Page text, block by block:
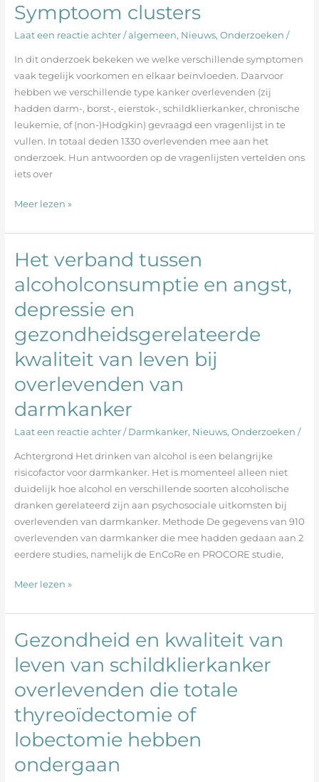
Symptoom clusters
Laat een reactie achter /algemeen, Nieuws, Onderzoeken /
In dit onderzoek bekeken we welke verschillende symptomen
vaak tegelijk voorkomen en elkaar beïnvloeden. Daarvoor
hebben we verschillende type kanker overlevenden (zij
hadden darm-, borst-, eierstok-, schildklierkanker, chronische
leukemie, of (non-)Hodgkin) gevraagd een vragenlijst in te
vullen. In totaal deden 1330 overlevenden mee aan het
onderzoek. Hun antwoorden op de vragenlijsten vertelden ons
iets over
Symptoom
clusters
Meer lezen »
Het verband tussen
alcoholconsumptie en angst,
depressie en
gezondheidsgerelateerde
kwaliteit van leven bij
overlevenden van
darmkanker
Laat een reactie achter / Darmkanker, Nieuws, Onderzoeken /
Achtergrond Het drinken van alcohol is een belangrijke
risicofactor voor darmkanker. Het is momenteel alleen niet
duidelijk hoe alcohol en verschillende soorten alcoholische
dranken gerelateerd zijn aan psychosociale uitkomsten bij
overlevenden van darmkanker. Methode De gegevens van 910
overlevenden van darmkanker die mee hadden gedaan aan 2
eerdere studies, namelijk de EnCoRe en PROCORE studie,
Het
tussen
alcoholconsumptie
angst,
depressie
en
gezondheidsgerelateerde
kwaliteit
van
leven
bij
overlevenden
van
darmkanker
Meer lezen »
Gezondheid en kwaliteit van
leven van schildklierkanker
overlevenden die totale
thyreoïdectomie of
lobectomie hebben
ondergaan
Gezondheid
kwaliteit
van
van
schildklierkanker
overlevenden
die